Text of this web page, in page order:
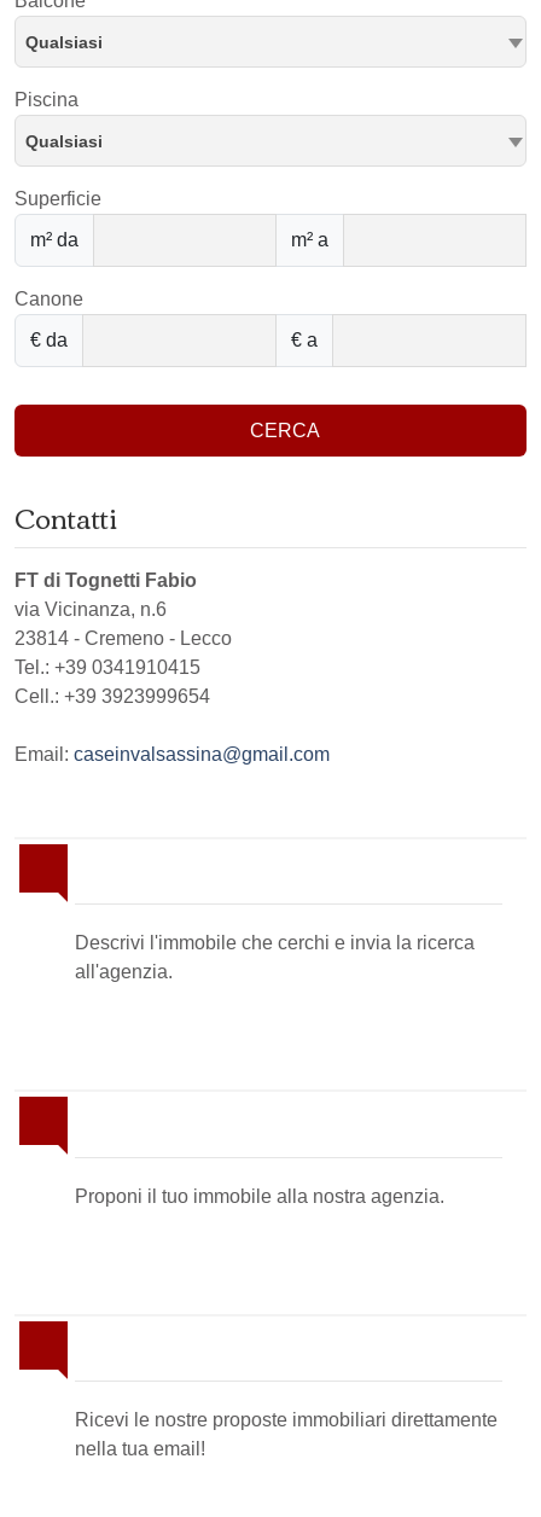
Qualsiasi
Piscina
Qualsiasi
Superficie
m² da
m² a
Canone
€ da
€ a
CERCA
Contatti
FT di Tognetti Fabio
via Vicinanza, n.6
23814 - Cremeno - Lecco
Tel.: +39 0341910415
Cell.: +39 3923999654
Email: caseinvalsassina@gmail.com
Descrivi l'immobile che cerchi e invia la ricerca
all'agenzia.
Proponi il tuo immobile alla nostra agenzia.
Ricevi le nostre proposte immobiliari direttamente
nella tua email!